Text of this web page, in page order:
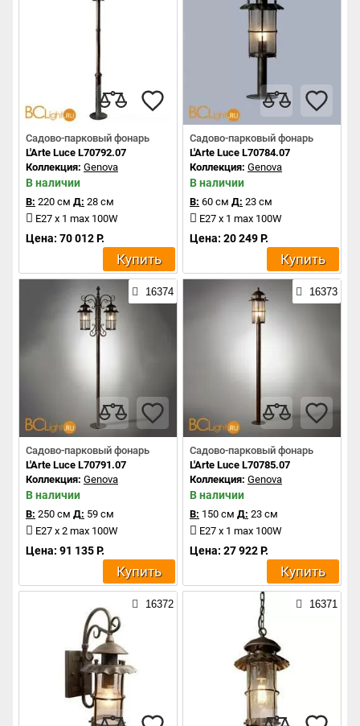
Садово-парковый фонарь
L'Arte Luce L70792.07
Коллекция: Genova
В наличии
В: 220 см Д: 28 см
E27 х 1 max 100W
Цена: 70 012 Р.
Купить
Садово-парковый фонарь
L'Arte Luce L70784.07
Коллекция: Genova
В наличии
В: 60 см Д: 23 см
E27 х 1 max 100W
Цена: 20 249 Р.
Купить
16374
Садово-парковый фонарь
L'Arte Luce L70791.07
Коллекция: Genova
В наличии
В: 250 см Д: 59 см
E27 х 2 max 100W
Цена: 91 135 Р.
Купить
16373
Садово-парковый фонарь
L'Arte Luce L70785.07
Коллекция: Genova
В наличии
В: 150 см Д: 23 см
E27 х 1 max 100W
Цена: 27 922 Р.
Купить
16372 16371